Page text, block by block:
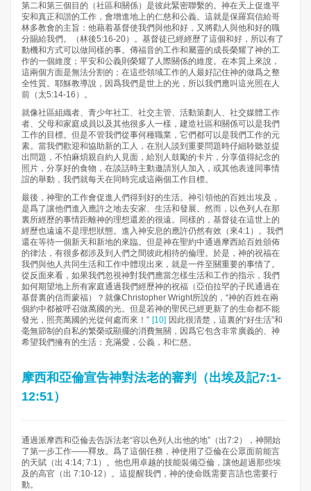
第二和第三個目的（社區和關係）是彼此緊密聯繫的。神在天上促進平
安和真正和諧的工作，會增進地上的仁慈和公義。這就是保羅寫信給哥
林多教會的主旨：他藉着基督使我們與他和好，又將勸人與他和好的職
分賜給我們。（林後5:16-20）。基督徒已經經歷了這個和好，所以有了
動機和方式可以做同樣的事。傳福音的工作和屬靈的成長榮耀了神的工
作的一個維度；平安和公義則榮耀了人際關係的維度。在本質上來說，
這兩個方面是無法分割的；在這些領域工作的人最好記住神的做爲之整
全性質。耶穌教導說，因爲我們是世上的光，所以我們應叫這光照在人
前（太5:14-16）。
就像社區組織者、青少年社工、社交主管、活動策劃人、社交媒體工作
者、父母和家庭成員以及其他很多人一樣，建造社區和關係可以是我們
工作的目標。但是不管我們從事何種職業，它們都可以是我們工作的元
素。當我們歡迎和協助新的工人，在別人談到重要問題時仔細聆聽並提
出問題，不怕麻煩親自約人見面，給別人鼓勵的卡片，分享值得紀念的
照片，分享好的食物，在談話時主動邀請別人加入，或其他表達同事情
誼的舉動，我們就每天在同時完成這兩個工作目標。
最後，神聖的工作會促進人們得到好的生活。神引領他的百姓出埃及，
是爲了讓他們進入應許之地去安家、生活和發展。然而，以色列人在那
裏所經歷的事情距離神的理想還差的很遠。同樣的，基督徒在這世上的
經歷也遠遠不是理想狀態。進入神安息的應許仍然有效（來4:1）。我們
還在等待一個新天和新地的來臨。但是神在聖約中通過摩西給百姓頒佈
的律法，有很多都涉及到人們之間彼此相待的倫理。於是，神的祝福在
我們與他人共同生活和工作中體現出來，就是一件至關重要的事情了。
從反面來看，如果我們忽視神對我們應當怎樣生活和工作的指示，我們
如何期望地上所有家庭通過我們經歷神的祝福（亞伯拉罕的子民通過在
基督裏的信而蒙福）？就像Christopher Wright所說的，“神的百姓在兩
個約中都被呼召做萬國的光。但是若神的聖民已經更新了的生命都不能
發光，照亮萬國的光從何處而來！” [10] 因此很清楚，這裏的“好生活”和
毫無節制的自私的繁榮或顯擺的消費無關，因爲它包含非常廣義的、神
希望我們擁有的生活：充滿愛，公義，和仁慈。
摩西和亞倫宣告神對法老的審判（出埃及記7:1-
12:51）
通過派摩西和亞倫去告訴法老“容以色列人出他的地”（出7:2），神開始
了第一步工作——釋放。爲了這個任務，神使用了亞倫在公眾面前能言
的天賦（出 4:14; 7:1）。他也用卓越的技能裝備亞倫，讓他超過那些埃
及的高官（出 7:10-12）。這提醒我們，神的使命既需要言語也需要行
動。